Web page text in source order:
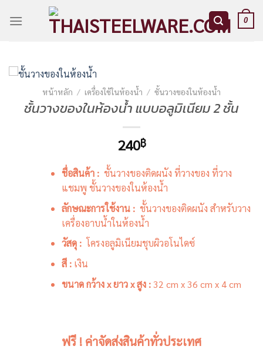
0
หน้าหลัก / เครื่องใช้ในห้องน้ำ / ชั้นวางของในห้องน้ำ
ชั้นวางของในห้องน้ำ แบบอลูมิเนียม 2 ชั้น
240฿
ชื่อสินค้า : ชั้นวางของติดผนัง ที่วางของ ที่วาง
แชมพู ชั้นวางของในห้องน้ำ
ลักษณะการใช้งาน : ชั้นวางของติดผนัง สำหรับวาง
เครื่องอาบน้ำในห้องน้ำ
วัสดุ : โครงอลูมิเนียมชุบผิวอโนไดซ์
สี : เงิน
ขนาด กว้าง x ยาว x สูง :32 cm x 36 cm x 4 cm
ฟรี ! ค่าจัดส่งสินค้าทั่วประเทศ